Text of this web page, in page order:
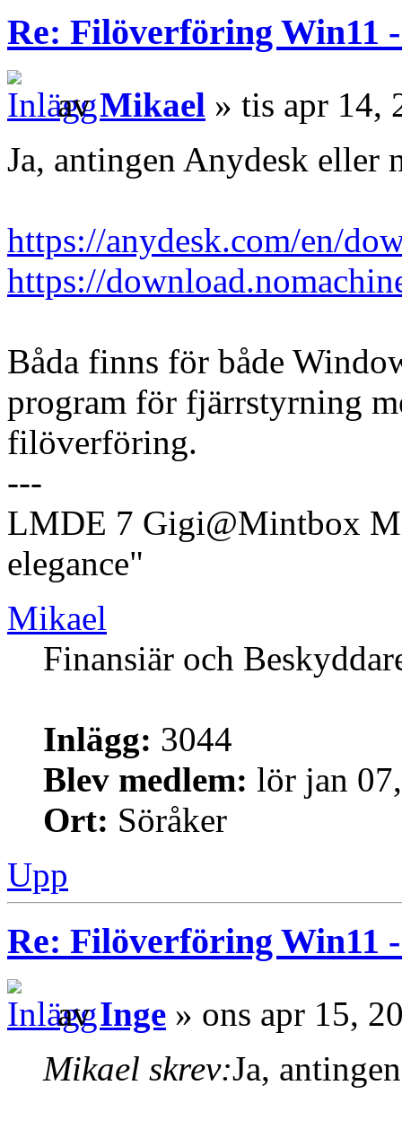
Re: Filöverföring Win11
avMikael » tis apr 14,
Ja, antingen Anydesk eller
https://anydesk.com/en/
https://
Båda finns för både
program för fjärrstyrning
filöverföring.
---
LMDE 7 Gigi@Mintbox
elegance"
Mikael
Finansiär och
Inlägg: 3044
Blev medlem: lör jan
Ort: Söråker
Upp
Re: Filöverföring Win11
avInge » ons apr 15,
Mikael skrev:Ja,